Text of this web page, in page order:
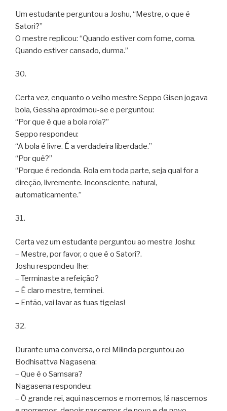
Um estudante perguntou a Joshu, “Mestre, o que é
Satori?”
O mestre replicou: “Quando estiver com fome, coma.
Quando estiver cansado, durma.”
30.
Certa vez, enquanto o velho mestre Seppo Gisen jogava
bola, Gessha aproximou-se e perguntou:
“Por que é que a bola rola?”
Seppo respondeu:
“A bola é livre. É a verdadeira liberdade.”
“Por quê?”
“Porque é redonda. Rola em toda parte, seja qual for a
direção, livremente. Inconsciente, natural,
automaticamente.”
31.
Certa vez um estudante perguntou ao mestre Joshu:
– Mestre, por favor, o que é o Satori?.
Joshu respondeu-lhe:
– Terminaste a refeição?
– É claro mestre, terminei.
– Então, vai lavar as tuas tigelas!
32.
Durante uma conversa, o rei Milinda perguntou ao
Bodhisattva Nagasena:
– Que é o Samsara?
Nagasena respondeu:
– Ó grande rei, aqui nascemos e morremos, lá nascemos